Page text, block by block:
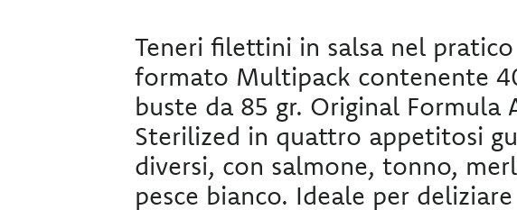
Teneri filettini in salsa nel pratico
formato Multipack contenente
buste da 85 gr. Original Formula
Sterilized in quattro appetitosi
diversi, con salmone, tonno,
pesce bianco. Ideale per